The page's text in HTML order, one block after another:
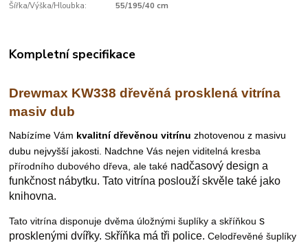
Šířka/Výška/Hloubka:
55/195/40 cm
Kompletní specifikace
Drewmax KW338 dřevěná prosklená vitrína
masiv dub
Nabízíme Vám kvalitní dřevěnou vitrínuzhotovenou z masivu
dubu nejvyšší jakosti. Nadchne Vás nejenviditelná kresba
přírodního dubového dřeva, ale také nadčasový design a
funkčnost nábytku.Tato vitrína poslouží skvěle také jako
knihovna.
Tato vitrína disponuje dvěma úložnými šuplíky a skříňkou s
prosklenými dvířky. Skříňka má tři police. Celodřevěné šuplíky